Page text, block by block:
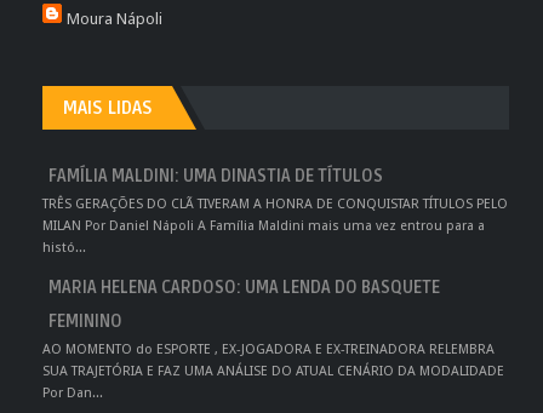
Moura Nápoli
MAIS LIDAS
FAMÍLIA MALDINI: UMA DINASTIA DE TÍTULOS
TRÊS GERAÇÕES DO CLÃ TIVERAM A HONRA DE CONQUISTAR TÍTULOS PELO
MILAN Por Daniel Nápoli A Família Maldini mais uma vez entrou para a
histó...
MARIA HELENA CARDOSO: UMA LENDA DO BASQUETE
FEMININO
AO MOMENTO do ESPORTE , EX-JOGADORA E EX-TREINADORA RELEMBRA
SUA TRAJETÓRIA E FAZ UMA ANÁLISE DO ATUAL CENÁRIO DA MODALIDADE
Por Dan...